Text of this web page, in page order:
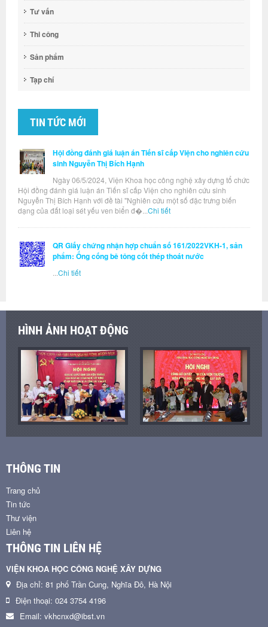
Tư vấn
Thi công
Sản phẩm
Tạp chí
TIN TỨC MỚI
Hội đồng đánh giá luận án Tiến sĩ cấp Viện cho nghiên cứu
sinh Nguyễn Thị Bích Hạnh
Ngày 06/5/2024, Viện Khoa học công nghệ xây dựng tổ chức
Hội đồng đánh giá luận án Tiến sĩ cấp Viện cho nghiên cứu sinh
Nguyễn Thị Bích Hạnh với đề tài "Nghiên cứu một số đặc trưng biến
dạng của đất loại sét yếu ven biển đ�... Chi tiết
QR Giấy chứng nhận hợp chuẩn số 161/2022VKH-1, sản
phẩm: Ống cống bê tông cốt thép thoát nước
Chi tiết
HÌNH ẢNH HOẠT ĐỘNG
THÔNG TIN
Trang chủ
Tin tức
Thư viện
Liên hệ
THÔNG TIN LIÊN HỆ
VIỆN KHOA HỌC CÔNG NGHỆ XÂY DỰNG
Địa chỉ: 81 phố Trần Cung, Nghĩa Đô, Hà Nội
Điện thoại: 024 3754 4196
Email: vkhcnxd@ibst.vn